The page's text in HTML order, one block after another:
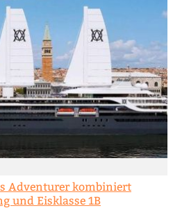
Adventurer kombiniert
und Eisklasse 1B